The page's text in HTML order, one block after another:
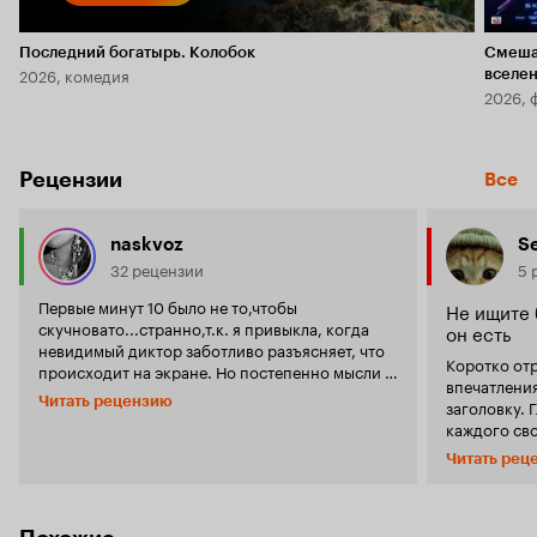
Последний богатырь. Колобок
2026, комедия
2026,
Рецензии Все
naskvoz
32 рецензии
Первые минут 10 было не то,чтобы
скучновато...странно,т.к. я привыкла, когда
невидимый диктор заботливо разъясняет, что
происходит на экране. Но постепенно мысли о
том, какую именно страну, обряд или место
показали, покидают.Фильм начинает в прямом
Читать рецензию
5
Не ищите
он есть
Коротко
заголовку. Главное. Да, автор показал, что у
каждого
путь к
похожие
Читать